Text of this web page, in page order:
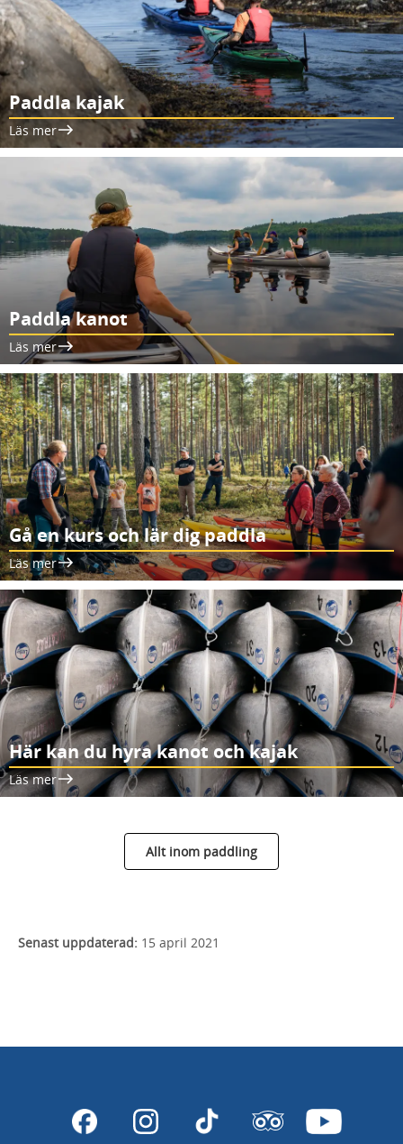
Paddla kajak
Läs mer
Paddla kanot
Läs mer
Gå en kurs och lär dig paddla
Läs mer
Här kan du hyra kanot och kajak
Läs mer
Allt inom paddling
Senast uppdaterad: 15 april 2021